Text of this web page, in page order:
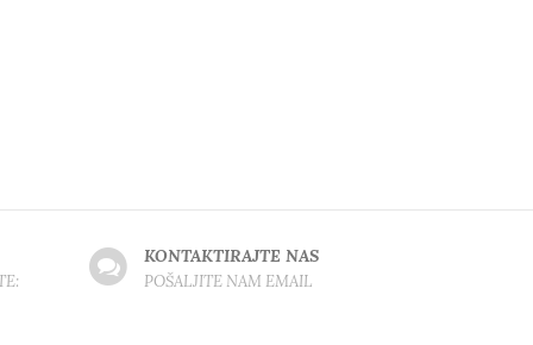
KONTAKTIRAJTE NAS
POŠALJITE NAM EMAIL